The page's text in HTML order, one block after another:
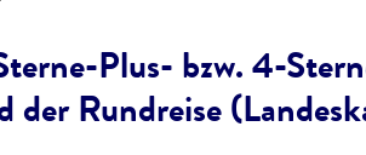
Plus- bzw. 4-
der Rundreise